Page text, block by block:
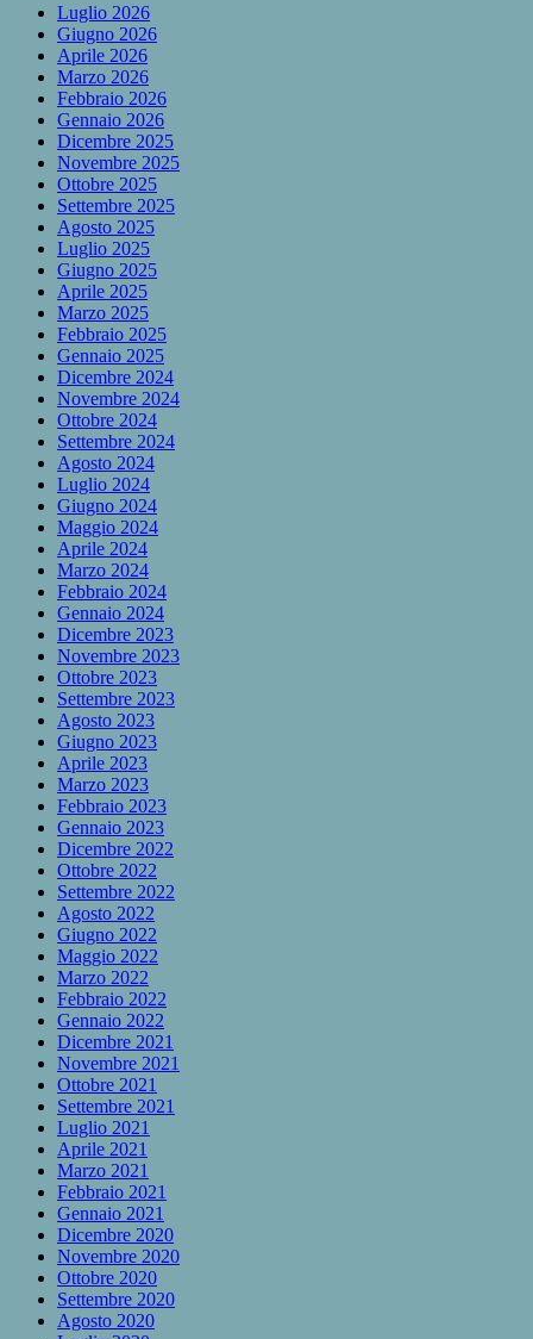
Luglio 2026
Giugno 2026
Aprile 2026
Marzo 2026
Febbraio 2026
Gennaio 2026
Dicembre 2025
Novembre 2025
Ottobre 2025
Settembre 2025
Agosto 2025
Luglio 2025
Giugno 2025
Aprile 2025
Marzo 2025
Febbraio 2025
Gennaio 2025
Dicembre 2024
Novembre 2024
Ottobre 2024
Settembre 2024
Agosto 2024
Luglio 2024
Giugno 2024
Maggio 2024
Aprile 2024
Marzo 2024
Febbraio 2024
Gennaio 2024
Dicembre 2023
Novembre 2023
Ottobre 2023
Settembre 2023
Agosto 2023
Giugno 2023
Aprile 2023
Marzo 2023
Febbraio 2023
Gennaio 2023
Dicembre 2022
Ottobre 2022
Settembre 2022
Agosto 2022
Giugno 2022
Maggio 2022
Marzo 2022
Febbraio 2022
Gennaio 2022
Dicembre 2021
Novembre 2021
Ottobre 2021
Settembre 2021
Luglio 2021
Aprile 2021
Marzo 2021
Febbraio 2021
Gennaio 2021
Dicembre 2020
Novembre 2020
Ottobre 2020
Settembre 2020
Agosto 2020